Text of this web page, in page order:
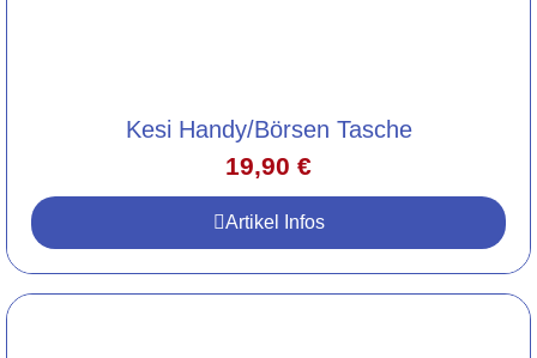
Kesi Handy/Börsen Tasche
19,90 €
Artikel Infos